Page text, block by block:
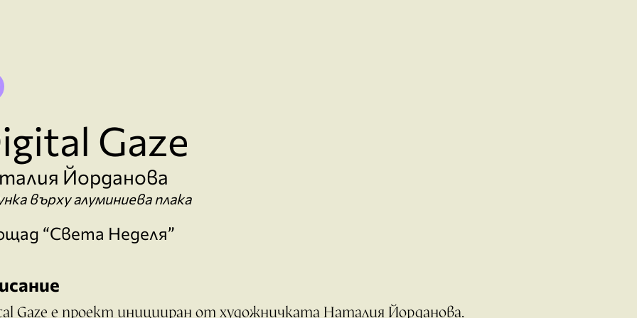
Gaze
Йордановa
върху алуминиева плака
“Света Неделя”
Gaze e проект иницииран от художничката Наталия Йорданова.